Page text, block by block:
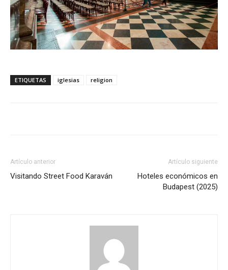
ETIQUETAS iglesias religion
Artículo anterior
Visitando Street Food Karaván
Artículo siguiente
Hoteles económicos en
Budapest (2025)